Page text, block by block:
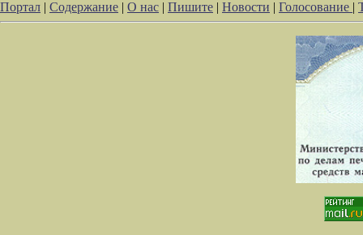
Портал | Содержание | О нас | Пишите | Новости | Голосование |